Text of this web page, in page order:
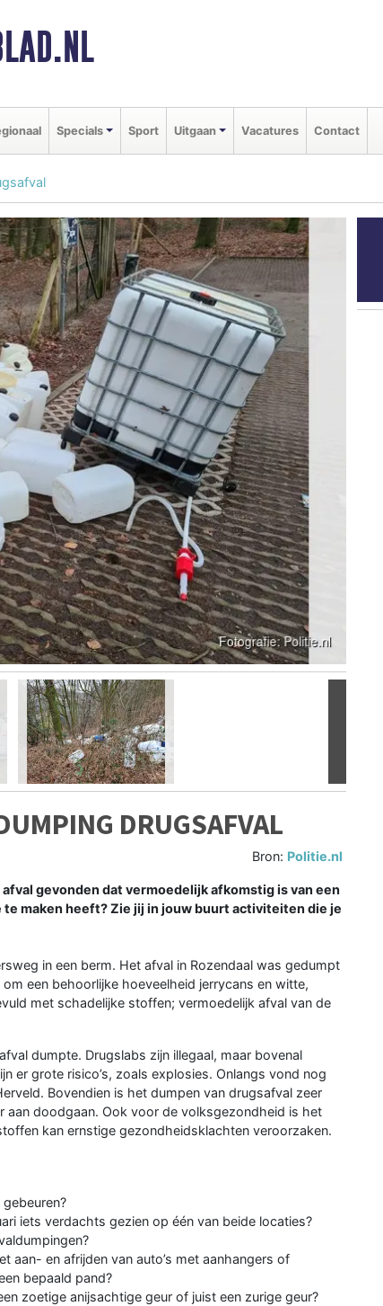
Specials Sport Uitgaan Vacatures Contact
DRUGSAFVAL
Bron: Politie.nl
gevonden dat vermoedelijk afkomstig is van een
maken heeft? Zie jij in jouw buurt activiteiten die je
in een berm. Het afval in Rozendaal was gedumpt
een behoorlijke hoeveelheid jerrycans en witte,
met schadelijke stoffen; vermoedelijk afval van de
dumpte. Drugslabs zijn illegaal, maar bovenal
er grote risico’s, zoals explosies. Onlangs vond nog
Bovendien is het dumpen van drugsafval zeer
aan doodgaan. Ook voor de volksgezondheid is het
kan ernstige gezondheidsklachten veroorzaken.
iets verdachts gezien op één van beide locaties?
aan- en afrijden van auto’s met aanhangers of
bepaald pand?
zoetige anijsachtige geur of juist een zurige geur?